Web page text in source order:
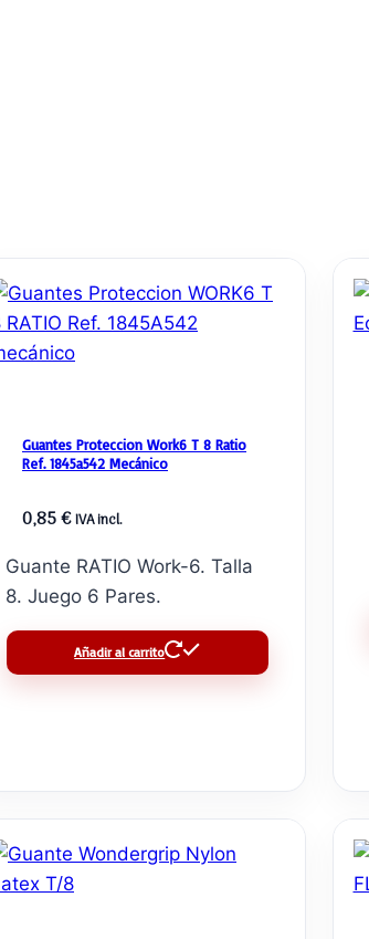
Guantes Proteccion Work6 T 8 Ratio
Ref. 1845a542 Mecánico
0,85€ IVA incl.
Guante RATIO Work-6. Talla
8. Juego 6 Pares.
Añadir al carrito